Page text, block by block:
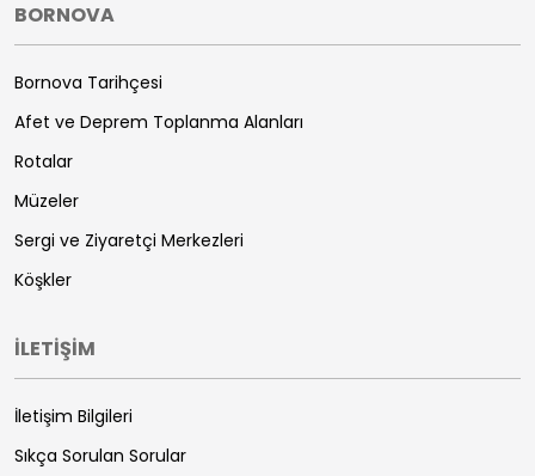
BORNOVA
Bornova Tarihçesi
Afet ve Deprem Toplanma Alanları
Rotalar
Müzeler
Sergi ve Ziyaretçi Merkezleri
Köşkler
İLETİŞİM
İletişim Bilgileri
Sıkça Sorulan Sorular